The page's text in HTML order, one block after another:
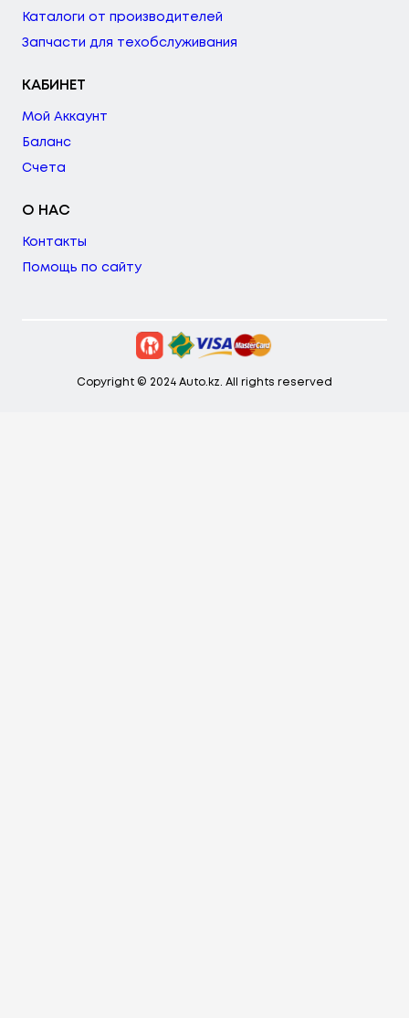
Каталоги от производителей
Запчасти для техобслуживания
КАБИНЕТ
Мой Аккаунт
Баланс
Счета
О НАС
Контакты
Помощь по сайту
Copyright © 2024 Auto.kz. All rights reserved